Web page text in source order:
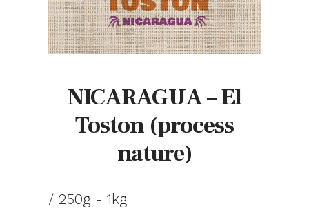
NICARAGUA – El
Toston (process
nature)
/ 250g - 1kg